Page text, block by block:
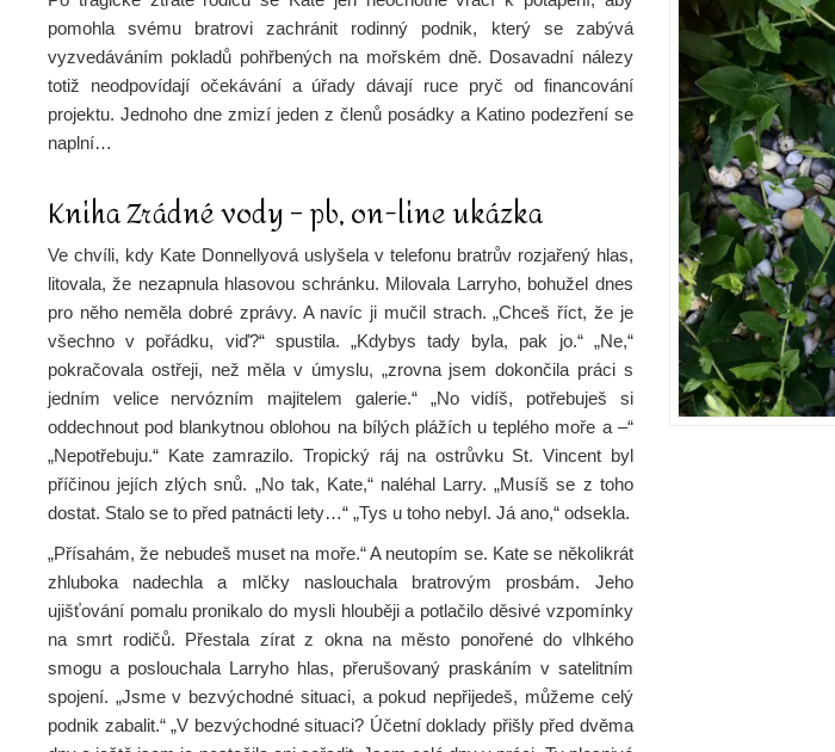
pomohla svému bratrovi zachránit rodinný podnik, který se zabývá
vyzvedáváním pokladů pohřbených na mořském dně. Dosavadní nálezy
totiž neodpovídají očekávání a úřady dávají ruce pryč od financování
projektu. Jednoho dne zmizí jeden z členů posádky a Katino podezření se
naplní…
Kniha Zrádné vody – pb, on-line ukázka
Ve chvíli, kdy Kate Donnellyová uslyšela v telefonu bratrův rozjařený hlas,
litovala, že nezapnula hlasovou schránku. Milovala Larryho, bohužel dnes
pro něho neměla dobré zprávy. A navíc ji mučil strach. „Chceš říct, že je
všechno v pořádku, viď?“ spustila. „Kdybys tady byla, pak jo.“ „Ne,“
pokračovala ostřeji, než měla v úmyslu, „zrovna jsem dokončila práci s
jedním velice nervózním majitelem galerie.“ „No vidíš, potřebuješ si
oddechnout pod blankytnou oblohou na bílých plážích u teplého moře a –“
„Nepotřebuju.“ Kate zamrazilo. Tropický ráj na ostrůvku St. Vincent byl
příčinou jejích zlých snů. „No tak, Kate,“ naléhal Larry. „Musíš se z toho
dostat. Stalo se to před patnácti lety…“ „Tys u toho nebyl. Já ano,“ odsekla.
„Přísahám, že nebudeš muset na moře.“ A neutopím se. Kate se několikrát
zhluboka nadechla a mlčky naslouchala bratrovým prosbám. Jeho
ujišťování pomalu pronikalo do mysli hlouběji a potlačilo děsivé vzpomínky
na smrt rodičů. Přestala zírat z okna na město ponořené do vlhkého
smogu a poslouchala Larryho hlas, přerušovaný praskáním v satelitním
spojení. „Jsme v bezvýchodné situaci, a pokud nepřijedeš, můžeme celý
podnik zabalit.“ „V bezvýchodné situaci? Účetní doklady přišly před dvěma